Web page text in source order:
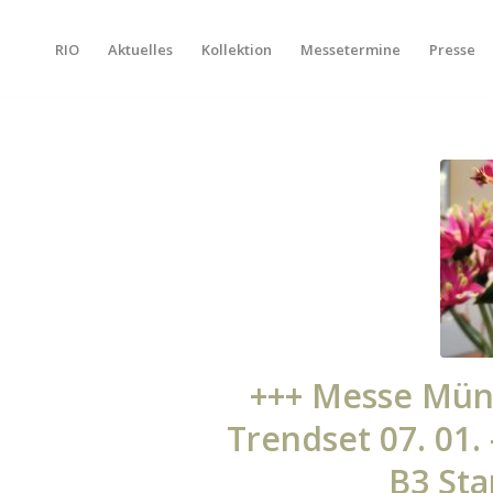
RIO Aktuelles Kollektion Messetermine Presse
+++ Messe
Trendset 07. 01.
B3